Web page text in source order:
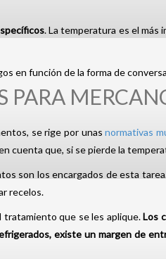
. La temperatura es el más
en función de la forma de
PARA
se rige por unasnormativas
cuenta que, si se pierde la
son los encargados de esta
recelos.
tratamiento que se les aplique.Los
existe un margen de